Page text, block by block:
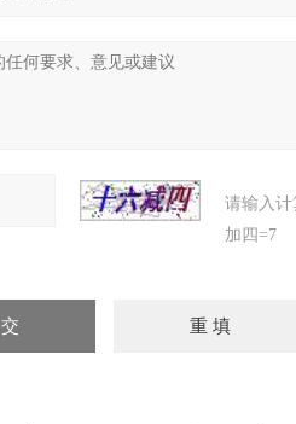
请输入
加四=7